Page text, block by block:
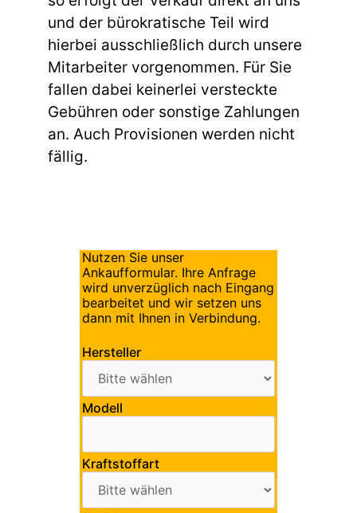
und der bürokratische Teil wird
hierbei ausschließlich durch unsere
Mitarbeiter vorgenommen. Für Sie
fallen dabei keinerlei versteckte
Gebühren oder sonstige Zahlungen
an. Auch Provisionen werden nicht
fällig.
Nutzen Sie unser
Ankaufformular. Ihre Anfrage
wird unverzüglich nach Eingang
bearbeitet und wir setzen uns
dann mit Ihnen in Verbindung.
Hersteller
Modell
Kraftstoffart